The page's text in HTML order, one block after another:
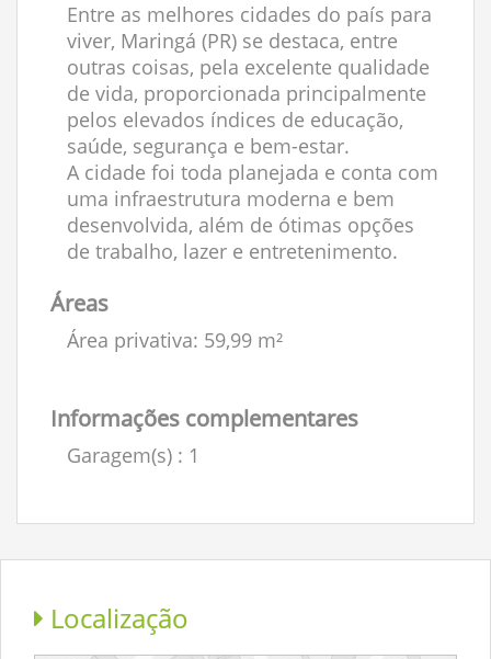
Entre as melhores cidades do país para
viver, Maringá (PR) se destaca, entre
outras coisas, pela excelente qualidade
de vida, proporcionada principalmente
pelos elevados índices de educação,
saúde, segurança e bem-estar.
A cidade foi toda planejada e conta com
uma infraestrutura moderna e bem
desenvolvida, além de ótimas opções
de trabalho, lazer e entretenimento.
Áreas
Área privativa: 59,99 m²
Informações complementares
Garagem(s) : 1
Localização